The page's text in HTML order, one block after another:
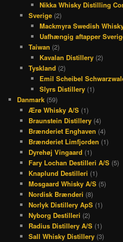
Nikka Whisky Distilling
Sverige(2)
Mackmyra Swedish
Uafhængig aftapper
Taiwan (2)
Kavalan Distillery (2)
Tyskland (2)
Emil Scheibel
Slyrs Distillery (1)
Danmark (59)
Ærø Whisky A/S(1)
Braunstein Distillery(4)
Brænderiet Enghaven (4)
Brænderiet Limfjorden (1)
Dyrehøj Vingaard (1)
Fary Lochan Destilleri A/S(5)
Knaplund Destilleri (1)
Mosgaard Whisky A/S(5)
Nordisk Brænderi (8)
Norlyk Distillery ApS(1)
Nyborg Destilleri (2)
Radius Distillery A/S(1)
Sall Whisky Distillery(3)